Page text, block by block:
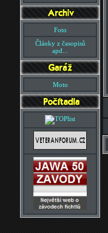
Foto
Články z časopisů
apd...
Moto